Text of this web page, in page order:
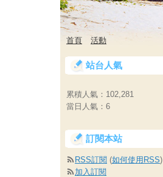
首頁 活動
站台人氣
累積人氣： 102,281
當日人氣： 6
訂閱本站
RSS訂閱 (如何使用RSS)
加入訂閱